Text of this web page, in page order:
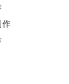
作